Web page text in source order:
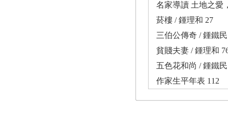
名家導讀 土地之愛
菸樓 / 鍾理和 27
三伯公傳奇 / 鍾鐵
貧賤夫妻 / 鍾理和
五色花和尚 / 鍾鐵
作家生平年表 112